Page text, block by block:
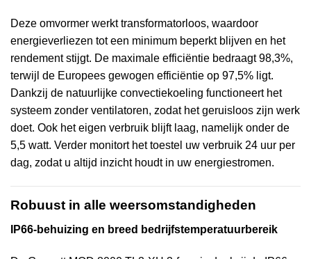
Deze omvormer werkt transformatorloos, waardoor
energieverliezen tot een minimum beperkt blijven en het
rendement stijgt. De maximale efficiëntie bedraagt 98,3%,
terwijl de Europees gewogen efficiëntie op 97,5% ligt.
Dankzij de natuurlijke convectiekoeling functioneert het
systeem zonder ventilatoren, zodat het geruisloos zijn werk
doet. Ook het eigen verbruik blijft laag, namelijk onder de
5,5 watt. Verder monitort het toestel uw verbruik 24 uur per
dag, zodat u altijd inzicht houdt in uw energiestromen.
Robuust in alle weersomstandigheden
IP66-behuizing en breed bedrijfstemperatuurbereik